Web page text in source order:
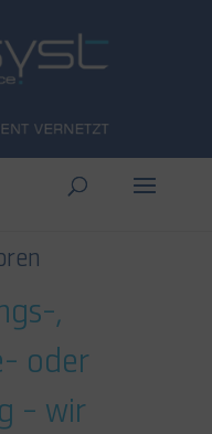
,
oder
– wir